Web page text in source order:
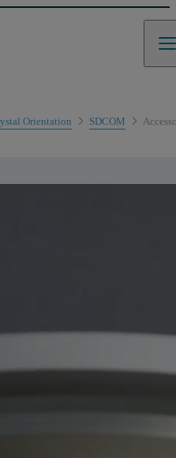
Orientation SDCOM